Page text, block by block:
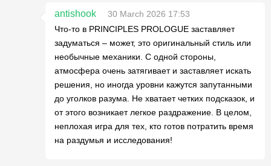
antishook
30 March 2026 17:53
Что-то в PRINCIPLES PROLOGUE заставляет
задуматься – может, это оригинальный стиль или
необычные механики. С одной стороны,
атмосфера очень затягивает и заставляет искать
решения, но иногда уровни кажутся запутанными
до уголков разума. Не хватает четких подсказок, и
от этого возникает легкое раздражение. В целом,
неплохая игра для тех, кто готов потратить время
на раздумья и исследования!